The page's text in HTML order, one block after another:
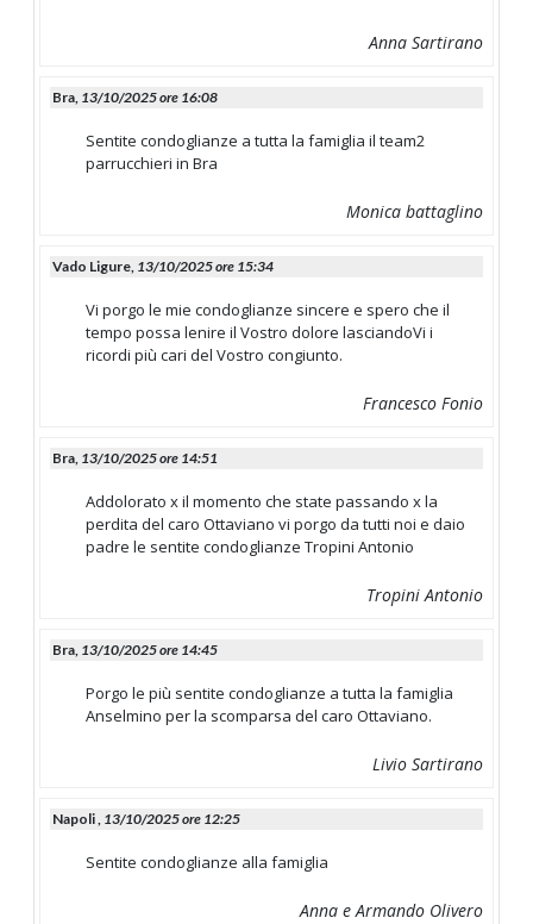
Anna Sartirano
Bra, 13/10/2025 ore 16:08
Sentite condoglianze a tutta la famiglia il team2
parrucchieri in Bra
Monica battaglino
Vado Ligure, 13/10/2025 ore 15:34
Vi porgo le mie condoglianze sincere e spero che il
tempo possa lenire il Vostro dolore lasciandoVi i
ricordi più cari del Vostro congiunto.
Francesco Fonio
Bra, 13/10/2025 ore 14:51
Addolorato x il momento che state passando x la
perdita del caro Ottaviano vi porgo da tutti noi e daio
padre le sentite condoglianze Tropini Antonio
Tropini Antonio
Bra, 13/10/2025 ore 14:45
Porgo le più sentite condoglianze a tutta la famiglia
Anselmino per la scomparsa del caro Ottaviano.
Livio Sartirano
Napoli , 13/10/2025 ore 12:25
Sentite condoglianze alla famiglia
Anna e Armando Olivero